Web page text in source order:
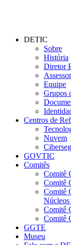
DETIC
Sobre
História
Diretor
Equipe
Grupos
Centros de
Nuvem
GOVTIC
Comitês
Comitê
Comitê
Comitê
Núcleos
Comitê
Comitê
GGTE
Museu